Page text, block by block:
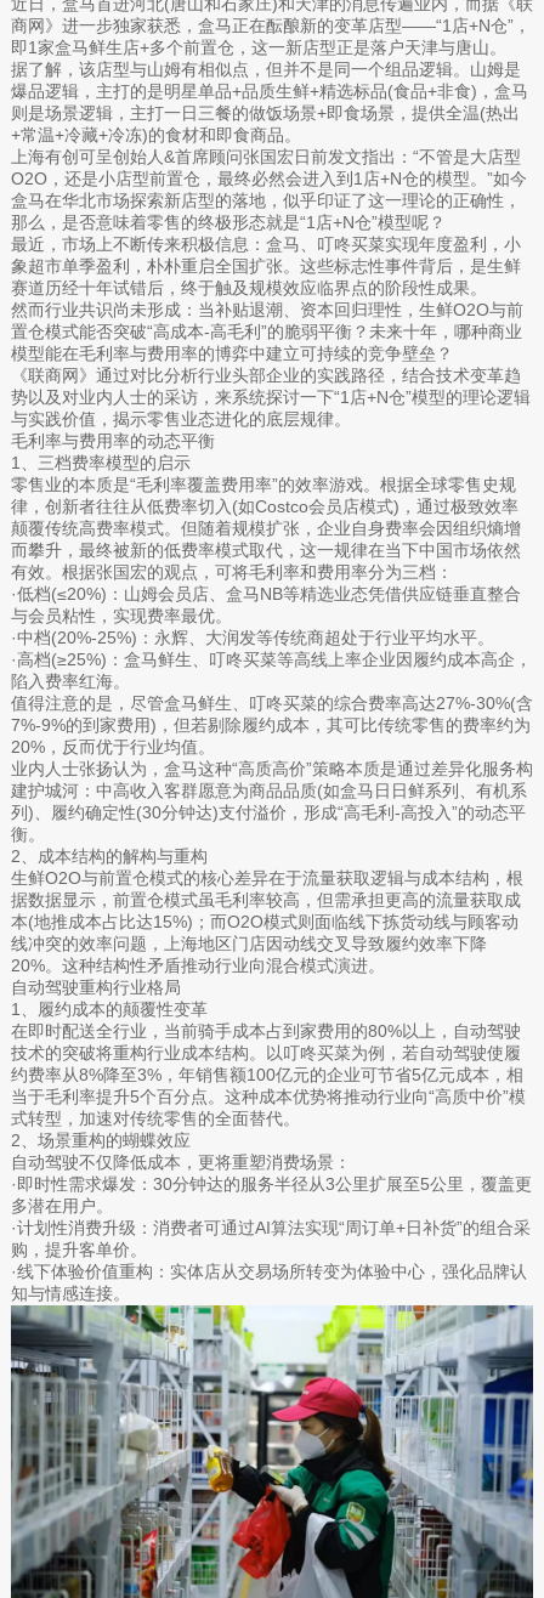
近日，盒马首进河北(唐山和石家庄)和天津的消息传遍业内，而据《联
商网》进一步独家获悉，盒马正在酝酿新的变革店型——“1店+N仓”，
即1家盒马鲜生店+多个前置仓，这一新店型正是落户天津与唐山。
据了解，该店型与山姆有相似点，但并不是同一个组品逻辑。山姆是
爆品逻辑，主打的是明星单品+品质生鲜+精选标品(食品+非食)，盒马
则是场景逻辑，主打一日三餐的做饭场景+即食场景，提供全温(热出
+常温+冷藏+冷冻)的食材和即食商品。
上海有创可呈创始人&首席顾问张国宏日前发文指出：“不管是大店型
O2O，还是小店型前置仓，最终必然会进入到1店+N仓的模型。”如今
盒马在华北市场探索新店型的落地，似乎印证了这一理论的正确性，
那么，是否意味着零售的终极形态就是“1店+N仓”模型呢？
最近，市场上不断传来积极信息：盒马、叮咚买菜实现年度盈利，小
象超市单季盈利，朴朴重启全国扩张。这些标志性事件背后，是生鲜
赛道历经十年试错后，终于触及规模效应临界点的阶段性成果。
然而行业共识尚未形成：当补贴退潮、资本回归理性，生鲜O2O与前
置仓模式能否突破“高成本-高毛利”的脆弱平衡？未来十年，哪种商业
模型能在毛利率与费用率的博弈中建立可持续的竞争壁垒？
《联商网》通过对比分析行业头部企业的实践路径，结合技术变革趋
势以及对业内人士的采访，来系统探讨一下“1店+N仓”模型的理论逻辑
与实践价值，揭示零售业态进化的底层规律。
毛利率与费用率的动态平衡
1、三档费率模型的启示
零售业的本质是“毛利率覆盖费用率”的效率游戏。根据全球零售史规
律，创新者往往从低费率切入(如Costco会员店模式)，通过极致效率
颠覆传统高费率模式。但随着规模扩张，企业自身费率会因组织熵增
而攀升，最终被新的低费率模式取代，这一规律在当下中国市场依然
有效。根据张国宏的观点，可将毛利率和费用率分为三档：
·低档(≤20%)：山姆会员店、盒马NB等精选业态凭借供应链垂直整合
与会员粘性，实现费率最优。
·中档(20%-25%)：永辉、大润发等传统商超处于行业平均水平。
·高档(≥25%)：盒马鲜生、叮咚买菜等高线上率企业因履约成本高企，
陷入费率红海。
值得注意的是，尽管盒马鲜生、叮咚买菜的综合费率高达27%-30%(含
7%-9%的到家费用)，但若剔除履约成本，其可比传统零售的费率约为
20%，反而优于行业均值。
业内人士张扬认为，盒马这种“高质高价”策略本质是通过差异化服务构
建护城河：中高收入客群愿意为商品品质(如盒马日日鲜系列、有机系
列)、履约确定性(30分钟达)支付溢价，形成“高毛利-高投入”的动态平
衡。
2、成本结构的解构与重构
生鲜O2O与前置仓模式的核心差异在于流量获取逻辑与成本结构，根
据数据显示，前置仓模式虽毛利率较高，但需承担更高的流量获取成
本(地推成本占比达15%)；而O2O模式则面临线下拣货动线与顾客动
线冲突的效率问题，上海地区门店因动线交叉导致履约效率下降
20%。这种结构性矛盾推动行业向混合模式演进。
自动驾驶重构行业格局
1、履约成本的颠覆性变革
在即时配送全行业，当前骑手成本占到家费用的80%以上，自动驾驶
技术的突破将重构行业成本结构。以叮咚买菜为例，若自动驾驶使履
约费率从8%降至3%，年销售额100亿元的企业可节省5亿元成本，相
当于毛利率提升5个百分点。这种成本优势将推动行业向“高质中价”模
式转型，加速对传统零售的全面替代。
2、场景重构的蝴蝶效应
自动驾驶不仅降低成本，更将重塑消费场景：
·即时性需求爆发：30分钟达的服务半径从3公里扩展至5公里，覆盖更
多潜在用户。
·计划性消费升级：消费者可通过AI算法实现“周订单+日补货”的组合采
购，提升客单价。
·线下体验价值重构：实体店从交易场所转变为体验中心，强化品牌认
知与情感连接。